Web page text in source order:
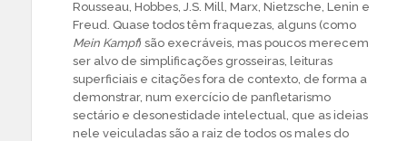
Rousseau, Hobbes, J.S. Mill, Marx, Nietzsche, Lenin e
Freud. Quase todos têm fraquezas, alguns (como
Mein Kampf) são execráveis, mas poucos merecem
ser alvo de simplificações grosseiras, leituras
superficiais e citações fora de contexto, de forma a
demonstrar, num exercício de panfletarismo
sectário e desonestidade intelectual, que as ideias
nele veiculadas são a raiz de todos os males do